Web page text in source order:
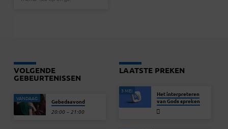
VOLGENDE
GEBEURTENISSEN
VANDAAG Gebedsavond
20:00 – 21:00
LAATSTE PREKEN
3 MEI
Het interpreteren
van Gods spreken